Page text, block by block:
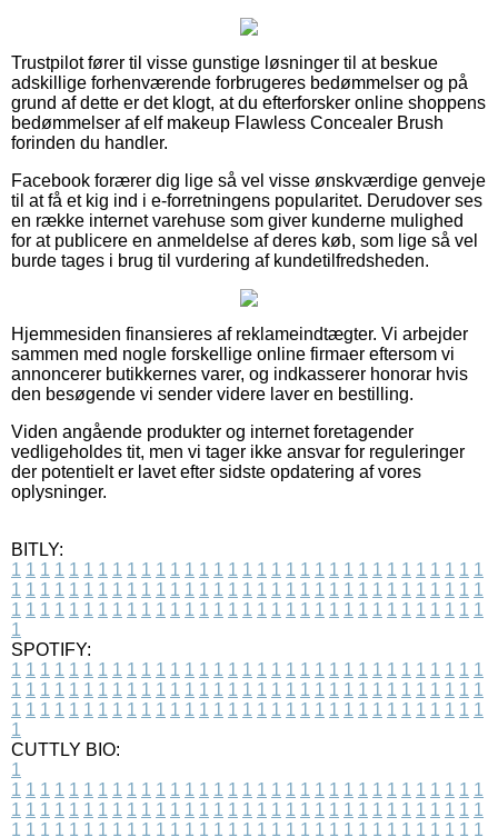
Trustpilot fører til visse gunstige løsninger til at beskue
adskillige forhenværende forbrugeres bedømmelser og på
grund af dette er det klogt, at du efterforsker online shoppens
bedømmelser af elf makeup Flawless Concealer Brush
forinden du handler.
Facebook forærer dig lige så vel visse ønskværdige genveje
til at få et kig ind i e-forretningens popularitet. Derudover ses
en række internet varehuse som giver kunderne mulighed
for at publicere en anmeldelse af deres køb, som lige så vel
burde tages i brug til vurdering af kundetilfredsheden.
Hjemmesiden finansieres af reklameindtægter. Vi arbejder
sammen med nogle forskellige online firmaer eftersom vi
annoncerer butikkernes varer, og indkasserer honorar hvis
den besøgende vi sender videre laver en bestilling.
Viden angående produkter og internet foretagender
vedligeholdes tit, men vi tager ikke ansvar for reguleringer
der potentielt er lavet efter sidste opdatering af vores
oplysninger.
BITLY:
1 1 1 1 1 1 1 1 1 1 1 1 1 1 1 1 1 1 1 1 1 1 1 1 1 1 1 1 1 1 1 1 1
1 1 1 1 1 1 1 1 1 1 1 1 1 1 1 1 1 1 1 1 1 1 1 1 1 1 1 1 1 1 1 1 1
1 1 1 1 1 1 1 1 1 1 1 1 1 1 1 1 1 1 1 1 1 1 1 1 1 1 1 1 1 1 1 1 1
1
SPOTIFY:
1 1 1 1 1 1 1 1 1 1 1 1 1 1 1 1 1 1 1 1 1 1 1 1 1 1 1 1 1 1 1 1 1
1 1 1 1 1 1 1 1 1 1 1 1 1 1 1 1 1 1 1 1 1 1 1 1 1 1 1 1 1 1 1 1 1
1 1 1 1 1 1 1 1 1 1 1 1 1 1 1 1 1 1 1 1 1 1 1 1 1 1 1 1 1 1 1 1 1
1
CUTTLY BIO:
1
1 1 1 1 1 1 1 1 1 1 1 1 1 1 1 1 1 1 1 1 1 1 1 1 1 1 1 1 1 1 1 1 1
1 1 1 1 1 1 1 1 1 1 1 1 1 1 1 1 1 1 1 1 1 1 1 1 1 1 1 1 1 1 1 1 1
1 1 1 1 1 1 1 1 1 1 1 1 1 1 1 1 1 1 1 1 1 1 1 1 1 1 1 1 1 1 1 1 1